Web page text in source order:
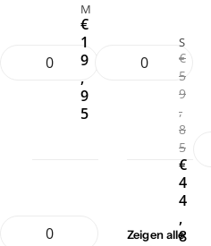
M
€
1
9
,
9
5
Zeigenalle
S
€
5
9
,
8
5
€
4
4
,
8